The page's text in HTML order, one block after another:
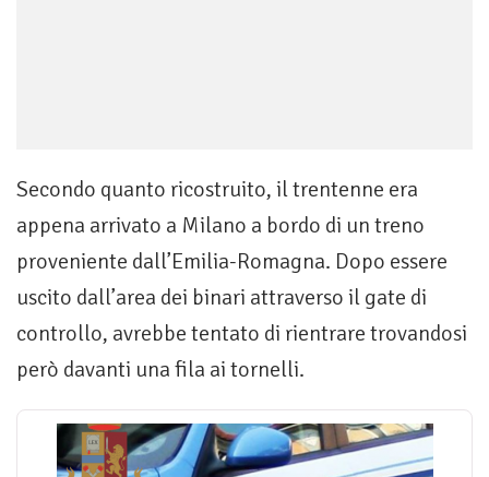
Secondo quanto ricostruito, il trentenne era
appena arrivato a Milano a bordo di un treno
proveniente dall’Emilia-Romagna. Dopo essere
uscito dall’area dei binari attraverso il gate di
controllo, avrebbe tentato di rientrare trovandosi
però davanti una fila ai tornelli.